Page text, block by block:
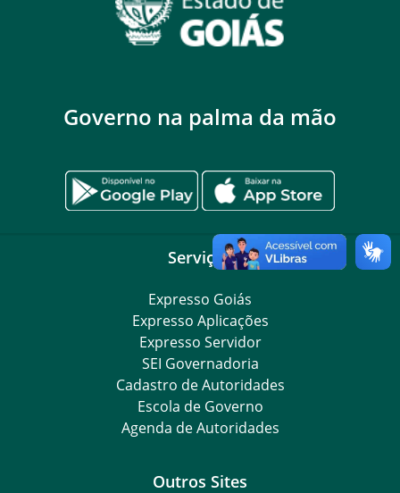
Governo na palma da mão
Serviços
Expresso Goiás
Expresso Aplicações
Expresso Servidor
SEI Governadoria
Cadastro de Autoridades
Escola de Governo
Agenda de Autoridades
Outros Sites